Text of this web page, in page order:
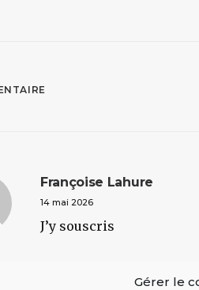
Gérer le
Françoise Lahure
14 mai 2026
J’y souscris